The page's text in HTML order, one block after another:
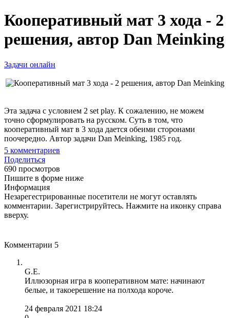
Кооперативный мат 3 хода - 2
решения, автор Dan Meinking
Задачи онлайн
Эта задача с условием 2 set play. К сожалению, не можем
точно сформулировать на русском. Суть в том, что
кооперативный мат в 3 хода дается обеими сторонами
поочередно. Автор задачи Dan Meinking, 1985 год.
5 комментариев
Поделиться
690 просмотров
Пишите в форме ниже
Информация
Незарегестрированные посетители не могут оставлять
комментарии. Зарегистрируйтесь. Нажмите на иконку справа
вверху.
Комментарии 5
G.E.
Иллюзорная игра в кооперативном мате: начинают
белые, и такоерешение на полхода короче.
24 февраля 2021 18:24